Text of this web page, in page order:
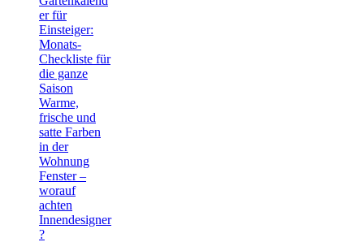
er für
Einsteiger:
Monats-
Checkliste für
die ganze
Saison
Warme,
frische und
satte Farben
in der
Wohnung
Fenster –
worauf
achten
Innendesigner
?